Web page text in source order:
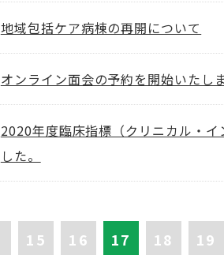
地域包括ケア病棟の再開について
オンライン面会の予約を開始いたしま
2020年度臨床指標（クリニカル・
した。
15 16 17 18 19